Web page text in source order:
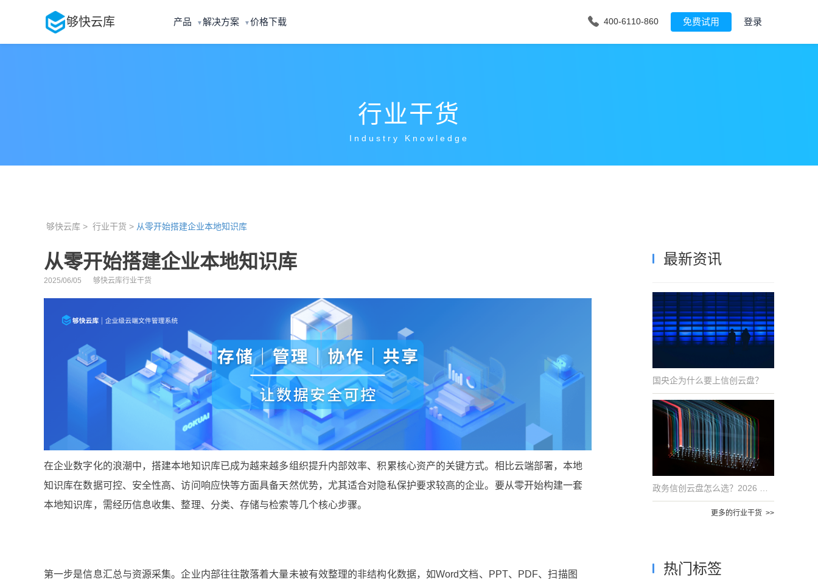
够快云库 产品 ▼解决方案 ▼价格下载 400-6110-860 免费试用 登录
行业干货
Industry Knowledge
够快云库 > 行业干货 > 从零开始搭建企业本地知识库
从零开始搭建企业本地知识库
2025/06/05 够快云库行业干货
在企业数字化的浪潮中，搭建本地知识库已成为越来越多组织提升内部效率、积累核心资产的关键方式。相比云端部署，本地
知识库在数据可控、安全性高、访问响应快等方面具备天然优势，尤其适合对隐私保护要求较高的企业。要从零开始构建一套
本地知识库，需经历信息收集、整理、分类、存储与检索等几个核心步骤。
第一步是信息汇总与资源采集。企业内部往往散落着大量未被有效整理的非结构化数据，如Word文档、PPT、PDF、扫描图
最新资讯
国央企为什么要上信创云盘？
更多的行业干货 >>
热门标签